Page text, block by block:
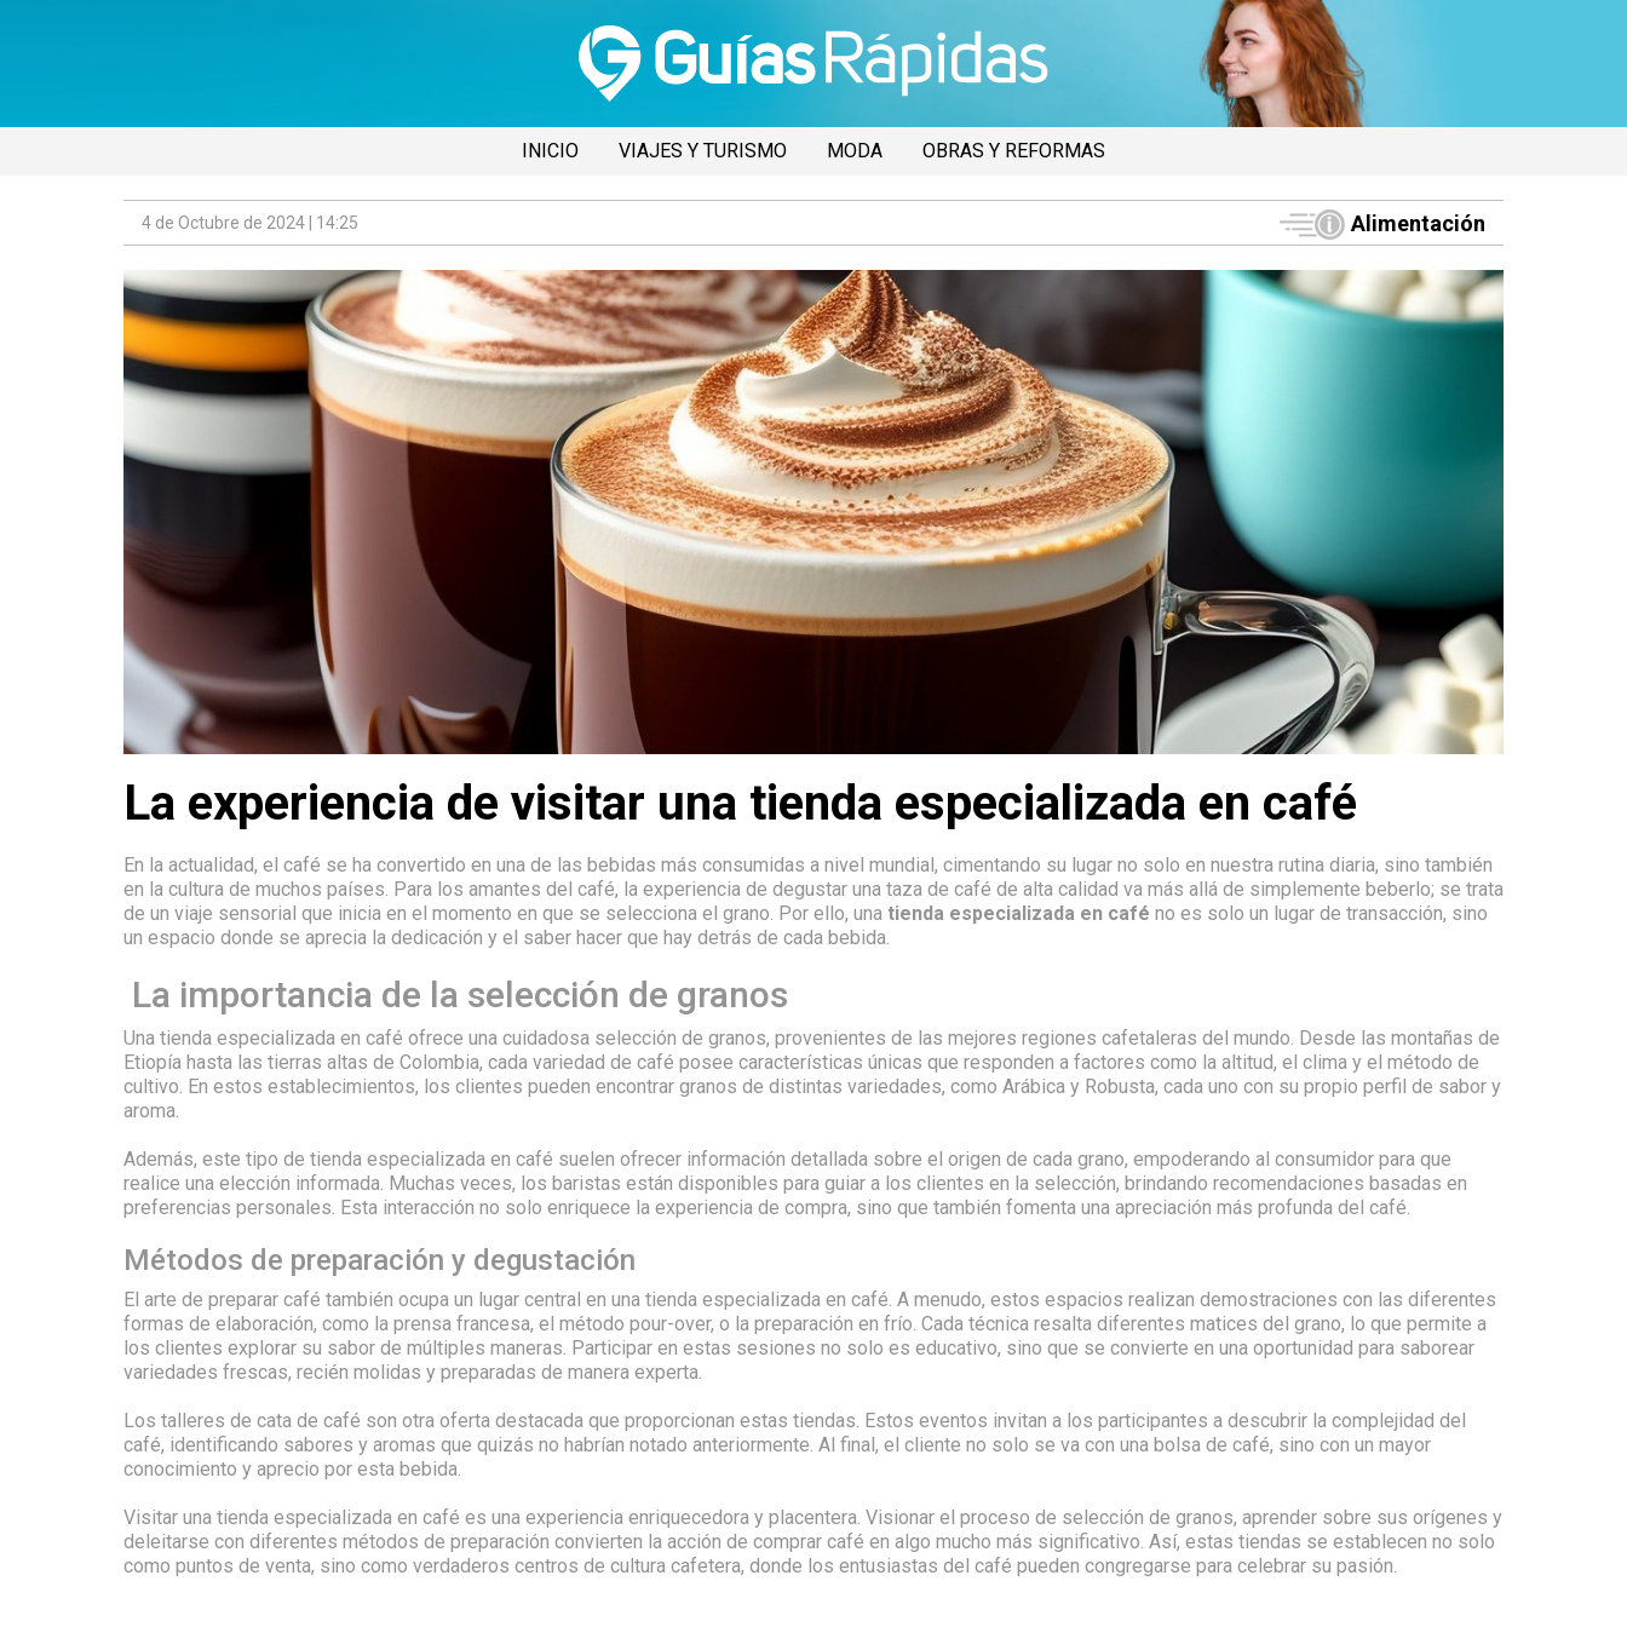
INICIO VIAJES Y TURISMO MODA OBRAS Y REFORMAS
4 de Octubre de 2024 | 14:25 Alimentación
La experiencia de visitar una tienda especializada en café
En la actualidad, el café se ha convertido en una de las bebidas más consumidas a nivel mundial, cimentando su lugar no solo en nuestra rutina diaria, sino también
en la cultura de muchos países. Para los amantes del café, la experiencia de degustar una taza de café de alta calidad va más allá de simplemente beberlo; se trata
de un viaje sensorial que inicia en el momento en que se selecciona el grano. Por ello, una tienda especializada en café no es solo un lugar de transacción, sino
un espacio donde se aprecia la dedicación y el saber hacer que hay detrás de cada bebida.
La importancia de la selección de granos
Una tienda especializada en café ofrece una cuidadosa selección de granos, provenientes de las mejores regiones cafetaleras del mundo. Desde las montañas de
Etiopía hasta las tierras altas de Colombia, cada variedad de café posee características únicas que responden a factores como la altitud, el clima y el método de
cultivo. En estos establecimientos, los clientes pueden encontrar granos de distintas variedades, como Arábica y Robusta, cada uno con su propio perfil de sabor y
aroma.
Además, este tipo de tienda especializada en café suelen ofrecer información detallada sobre el origen de cada grano, empoderando al consumidor para que
realice una elección informada. Muchas veces, los baristas están disponibles para guiar a los clientes en la selección, brindando recomendaciones basadas en
preferencias personales. Esta interacción no solo enriquece la experiencia de compra, sino que también fomenta una apreciación más profunda del café.
Métodos de preparación y degustación
El arte de preparar café también ocupa un lugar central en una tienda especializada en café. A menudo, estos espacios realizan demostraciones con las diferentes
formas de elaboración, como la prensa francesa, el método pour-over, o la preparación en frío. Cada técnica resalta diferentes matices del grano, lo que permite a
los clientes explorar su sabor de múltiples maneras. Participar en estas sesiones no solo es educativo, sino que se convierte en una oportunidad para saborear
variedades frescas, recién molidas y preparadas de manera experta.
Los talleres de cata de café son otra oferta destacada que proporcionan estas tiendas. Estos eventos invitan a los participantes a descubrir la complejidad del
café, identificando sabores y aromas que quizás no habrían notado anteriormente. Al final, el cliente no solo se va con una bolsa de café, sino con un mayor
conocimiento y aprecio por esta bebida.
Visitar una tienda especializada en café es una experiencia enriquecedora y placentera. Visionar el proceso de selección de granos, aprender sobre sus orígenes y
deleitarse con diferentes métodos de preparación convierten la acción de comprar café en algo mucho más significativo. Así, estas tiendas se establecen no solo
como puntos de venta, sino como verdaderos centros de cultura cafetera, donde los entusiastas del café pueden congregarse para celebrar su pasión.